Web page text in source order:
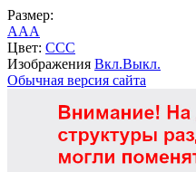
Размер:
AAA
Цвет: CCC
Изображения Вкл.Выкл.
Обычная версия сайта